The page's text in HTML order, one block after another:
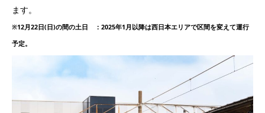
ます。
※12月22日(日)の間の土日 ：2025年1月以降は西日本エリアで区間を変えて運行
予定。